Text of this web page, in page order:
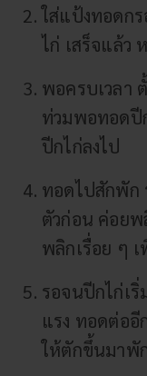
ใส่แป้งทอดก
ไก่ เสร็จแล้ว
พอครบเวลา
ท่วมพอทอดปี
ปีกไก่ลงไป
ทอดไปสักพัก
ตัวก่อน ค่อย
พลิกเรื่อย ๆ
รอจนปีกไก่เ
แรง ทอดต่อ
ให้ตักขึ้นมาพั